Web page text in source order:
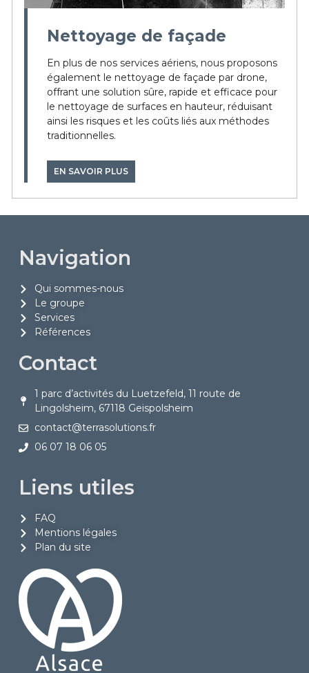
Nettoyage de façade
En plus de nos services aériens, nous proposons
également le nettoyage de façade par drone,
offrant une solution sûre, rapide et efficace pour
le nettoyage de surfaces en hauteur, réduisant
ainsi les risques et les coûts liés aux méthodes
traditionnelles.
EN SAVOIR PLUS
Navigation
Qui sommes-nous
Le groupe
Services
Références
Contact
1 parc d’activités du Luetzefeld, 11 route de
Lingolsheim, 67118 Geispolsheim
contact@terrasolutions.fr
06 07 18 06 05
Liens utiles
FAQ
Mentions légales
Plan du site